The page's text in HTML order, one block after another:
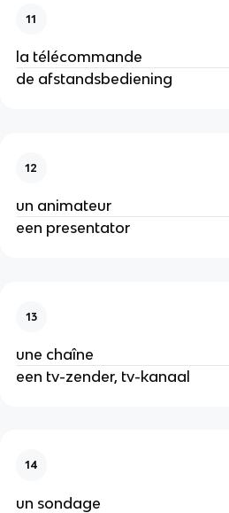
11
la télécommande
de afstandsbediening
12
un animateur
een presentator
13
une chaîne
een tv-zender, tv-kanaal
14
un sondage